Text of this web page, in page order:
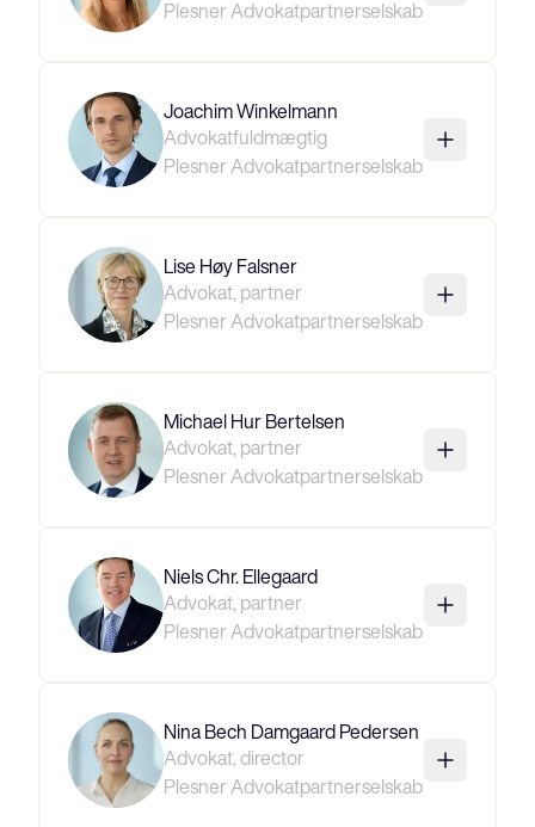
Plesner Advokatpartnerselskab
Joachim Winkelmann
Advokatfuldmægtig
Plesner Advokatpartnerselskab
Lise Høy Falsner
Advokat, partner
Plesner Advokatpartnerselskab
Michael Hur Bertelsen
Advokat, partner
Plesner Advokatpartnerselskab
Niels Chr. Ellegaard
Advokat, partner
Plesner Advokatpartnerselskab
Nina Bech Damgaard Pedersen
Advokat, director
Plesner Advokatpartnerselskab